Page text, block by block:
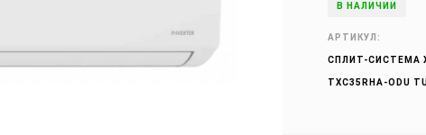
В НАЛИЧИИ
АРТИКУЛ:
СПЛИТ-СИСТЕМА
TXC35RHA-ODU